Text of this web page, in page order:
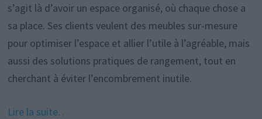
s’agit là d’avoir un espace organisé, où chaque chose a
sa place. Ses clients veulent des meubles sur-mesure
pour optimiser l’espace et allier l’utile à l’agréable, mais
aussi des solutions pratiques de rangement, tout en
cherchant à éviter l’encombrement inutile.
Lire la suite…